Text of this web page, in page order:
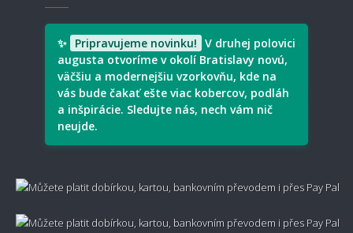
Ako často je potrebné koberec vysávať?
💰 Cena, doprava a záruka
Ako sa počíta cena metrážneho koberca?
Koľko stojí doprava?
✨ Pripravujeme novinku! V druhej polovici
augusta otvoríme v okolí Bratislavy novú,
väčšiu a modernejšiu vzorkovňu, kde na
vás bude čakať ešte viac kobercov, podláh
a inšpirácie. Sledujte nás, nech vám nič
neujde.